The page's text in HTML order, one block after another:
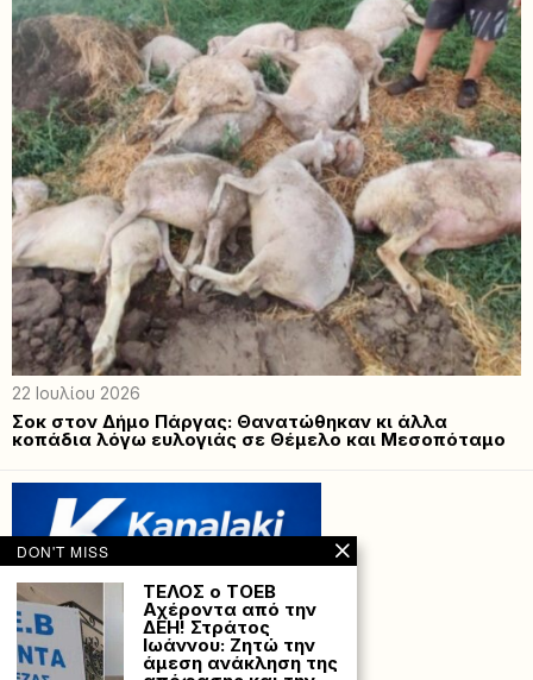
22 Ιουλίου 2026
Σοκ στον Δήμο Πάργας: Θανατώθηκαν κι άλλα
κοπάδια λόγω ευλογιάς σε Θέμελο και Μεσοπόταμο
DON'T MISS
ΤΕΛΟΣ ο ΤΟΕΒ
Αχέροντα από την
ΔΕΗ! Στράτος
Ιωάννου: Ζητώ την
άμεση ανάκληση της